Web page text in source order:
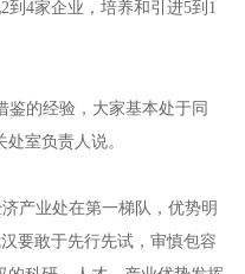
4家企业，培养和引进5到1
鉴的经验，大家基本处于同
室负责人说。
产业处在第一梯队，优势明
要敢于先行先试，审慎包容